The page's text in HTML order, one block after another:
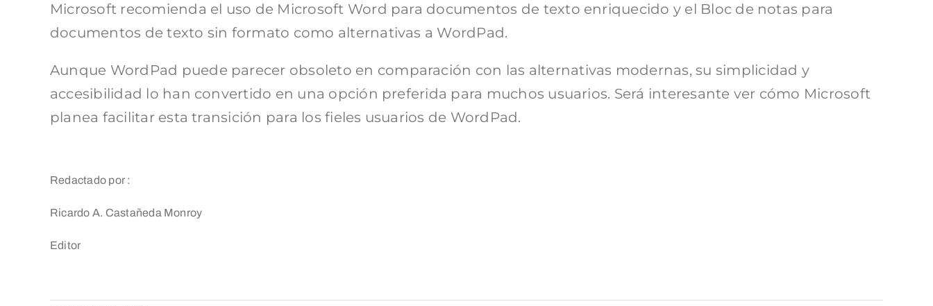
Microsoft recomienda el uso de Microsoft Word para documentos de texto enriquecido y el Bloc de notas para
documentos de texto sin formato como alternativas a WordPad.
Aunque WordPad puede parecer obsoleto en comparación con las alternativas modernas, su simplicidad y
accesibilidad lo han convertido en una opción preferida para muchos usuarios. Será interesante ver cómo Microsoft
planea facilitar esta transición para los fieles usuarios de WordPad.
Redactado por :
Ricardo A. Castañeda Monroy
Editor